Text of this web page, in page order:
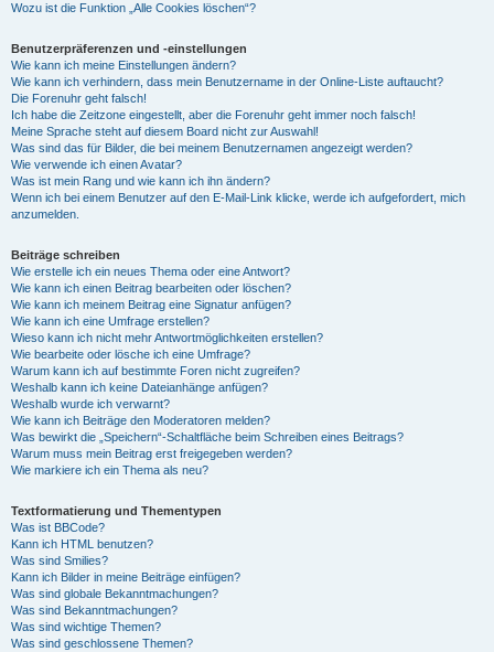
Wozu ist die Funktion „Alle Cookies löschen“?
Benutzerpräferenzen und -einstellungen
Wie kann ich meine Einstellungen ändern?
Wie kann ich verhindern, dass mein Benutzername in der Online-Liste auftaucht?
Die Forenuhr geht falsch!
Ich habe die Zeitzone eingestellt, aber die Forenuhr geht immer noch falsch!
Meine Sprache steht auf diesem Board nicht zur Auswahl!
Was sind das für Bilder, die bei meinem Benutzernamen angezeigt werden?
Wie verwende ich einen Avatar?
Was ist mein Rang und wie kann ich ihn ändern?
Wenn ich bei einem Benutzer auf den E-Mail-Link klicke, werde ich aufgefordert, mich
anzumelden.
Beiträge schreiben
Wie erstelle ich ein neues Thema oder eine Antwort?
Wie kann ich einen Beitrag bearbeiten oder löschen?
Wie kann ich meinem Beitrag eine Signatur anfügen?
Wie kann ich eine Umfrage erstellen?
Wieso kann ich nicht mehr Antwortmöglichkeiten erstellen?
Wie bearbeite oder lösche ich eine Umfrage?
Warum kann ich auf bestimmte Foren nicht zugreifen?
Weshalb kann ich keine Dateianhänge anfügen?
Weshalb wurde ich verwarnt?
Wie kann ich Beiträge den Moderatoren melden?
Was bewirkt die „Speichern“-Schaltfläche beim Schreiben eines Beitrags?
Warum muss mein Beitrag erst freigegeben werden?
Wie markiere ich ein Thema als neu?
Textformatierung und Thementypen
Was ist BBCode?
Kann ich HTML benutzen?
Was sind Smilies?
Kann ich Bilder in meine Beiträge einfügen?
Was sind globale Bekanntmachungen?
Was sind Bekanntmachungen?
Was sind wichtige Themen?
Was sind geschlossene Themen?